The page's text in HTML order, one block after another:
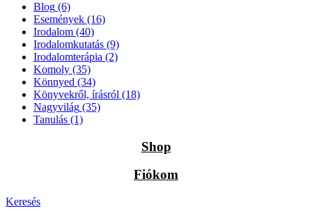
Blog (6)
Események (16)
Irodalom (40)
Irodalomkutatás (9)
Irodalomterápia (2)
Komoly (35)
Könnyed (34)
Könyvekről, írásról (18)
Nagyvilág (35)
Tanulás (1)
Shop
Fiókom
Keresés